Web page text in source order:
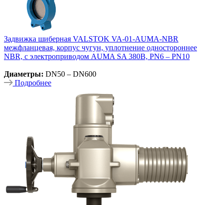
Задвижка шиберная VALSTOK VA-01-AUMA-NBR
межфланцевая, корпус чугун, уплотнение одностороннее
NBR, с электроприводом AUMA SA 380В, PN6 – PN10
Диаметры: DN50 – DN600
Подробнее